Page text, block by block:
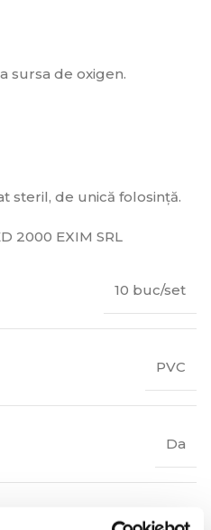
sursa de oxigen.
steril, de unică folosință.
2000 EXIM SRL
10 buc/set
PVC
Da
CE